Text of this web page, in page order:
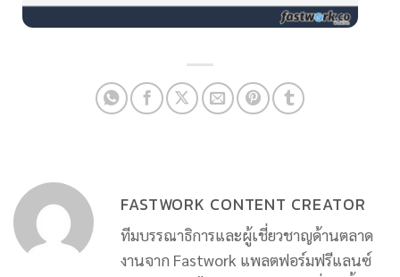
FASTWORK CONTENT CREATOR
ทีมบรรณาธิการและผู้เชี่ยวชาญด้านตลาด
งานจาก Fastwork แพลตฟอร์มฟรีแลนซ์